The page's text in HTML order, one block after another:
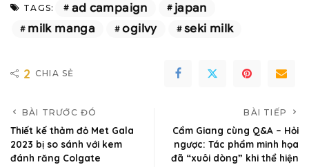
TAGS: ad campaign
japan
milk manga
ogilvy seki milk
2 CHIA SẺ
BÀI TRƯỚC ĐÓ
Thiết kế thảm đỏ Met Gala
2023 bị so sánh với kem
đánh răng Colgate
BÀI TIẾP
Cẩm Giang cùng Q&A – Hỏi
ngược: Tác phẩm minh họa
đã “xuôi dòng” khi thể hiện